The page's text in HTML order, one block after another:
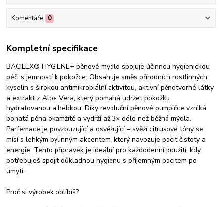
Komentáře 0
Kompletní specifikace
BACILEX® HYGIENE+ pěnové mýdlo spojuje účinnou hygienickou
péči s jemností k pokožce. Obsahuje směs přírodních rostlinných
kyselin s širokou antimikrobiální aktivitou, aktivní pěnotvorné látky
a extrakt z Aloe Vera, který pomáhá udržet pokožku
hydratovanou a hebkou. Díky revoluční pěnové pumpičce vzniká
bohatá pěna okamžitě a vydrží až 3× déle než běžná mýdla.
Parfemace je povzbuzující a osvěžující – svěží citrusové tóny se
mísí s lehkým bylinným akcentem, který navozuje pocit čistoty a
energie. Tento přípravek je ideální pro každodenní použití, kdy
potřebuješ spojit důkladnou hygienu s příjemným pocitem po
umytí.
Proč si výrobek oblíbíš?